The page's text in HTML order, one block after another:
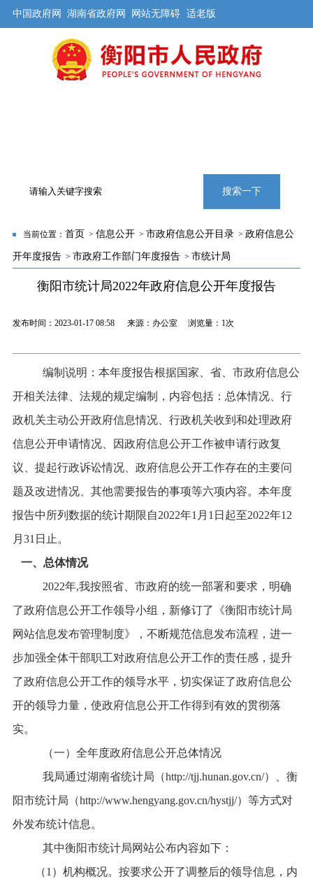
中国政府网 湖南省政府网 网站无障碍 适老版
搜索一下
当前位置： 首页 > 信息公开> 市政府信息公开目录> 政府信息公
开年度报告> 市政府工作部门年度报告> 市统计局
衡阳市统计局2022年政府信息公开年度报告
发布时间：2023-01-17 08:58 来源：办公室 浏览量： 1次
编制说明：本年度报告根据国家、省、市政府信息公
开相关法律、法规的规定编制，内容包括：总体情况、行
政机关主动公开政府信息情况、行政机关收到和处理政府
信息公开申请情况、因政府信息公开工作被申请行政复
议、提起行政诉讼情况、政府信息公开工作存在的主要问
题及改进情况、其他需要报告的事项等六项内容。本年度
报告中所列数据的统计期限自2022年1月1日起至2022年12
月31日止。
一、总体情况
2022年,我按照省、市政府的统一部署和要求，明确
了政府信息公开工作领导小组， 新修订了《衡阳市统计局
网站信息发布管理制度》
， 不断规范信息发布流程，进一
步加强全体干部职工对政府信息公开工作的责任感，提升
了政府信息公开工作的领导水平，切实保证了政府信息公
开的领导力量，使政府信息公开工作得到有效的贯彻落
实。
（一）全年度政府信息公开总体情况
我局通过湖南省统计局（http://tjj.hunan.gov.cn/）、衡
阳市统计局（http://www.hengyang.gov.cn/hystjj/）等方式对
外发布统计信息。
其中衡阳市统计局网站公布内容如下：
（1）机构概况。按要求公开了调整后的领导信息，内